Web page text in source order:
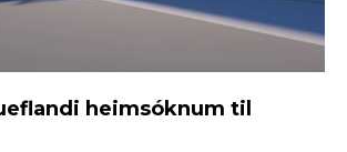
heimsóknum til